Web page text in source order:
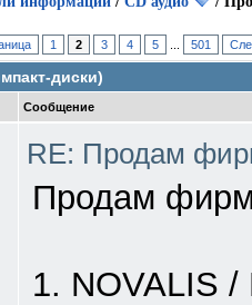
1 2 3 4 5 501
диски)
Сообщение
RE: Продам
Продам
1. NOVALIS /